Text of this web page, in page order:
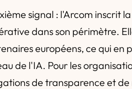
signal : l'Arcom inscrit
dans son périmètre.
européens, ce qui en
de l'IA. Pour les
de transparence et